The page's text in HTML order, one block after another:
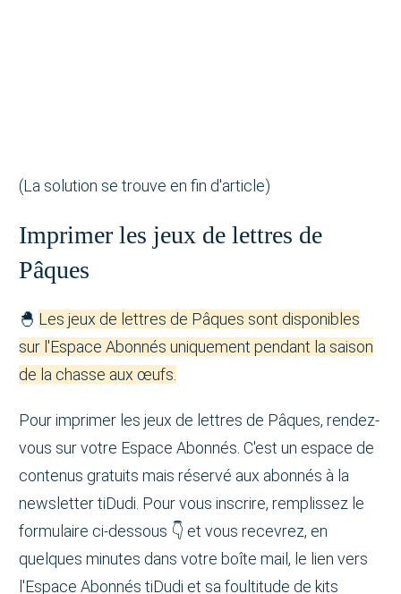
(La solution se trouve en fin d'article)
Imprimer les jeux de lettres de
Pâques
🐣 Les jeux de lettres de Pâques sont disponibles
sur l'Espace Abonnés uniquement pendant la saison
de la chasse aux œufs.
Pour imprimer les jeux de lettres de Pâques, rendez-
vous sur votre Espace Abonnés. C'est un espace de
contenus gratuits mais réservé aux abonnés à la
newsletter tiDudi. Pour vous inscrire, remplissez le
formulaire ci-dessous 👇 et vous recevrez, en
quelques minutes dans votre boîte mail, le lien vers
l'Espace Abonnés tiDudi et sa foultitude de kits